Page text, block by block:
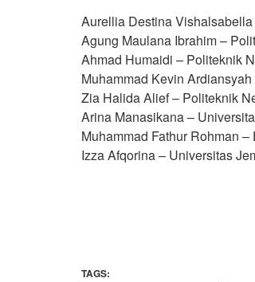
Aurellia Destina
Agung Maulana Ibrahim –
Ahmad Humaidi – Politeknik
Muhammad Kevin
Zia Halida Alief – Politeknik
Arina Manasikana –
Muhammad Fathur Rohman
Izza Afqorina – Universitas
TAGS: